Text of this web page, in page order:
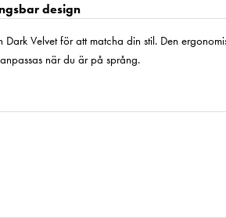
design
Dark Velvet för att matcha din stil. Den
när du är på språng.